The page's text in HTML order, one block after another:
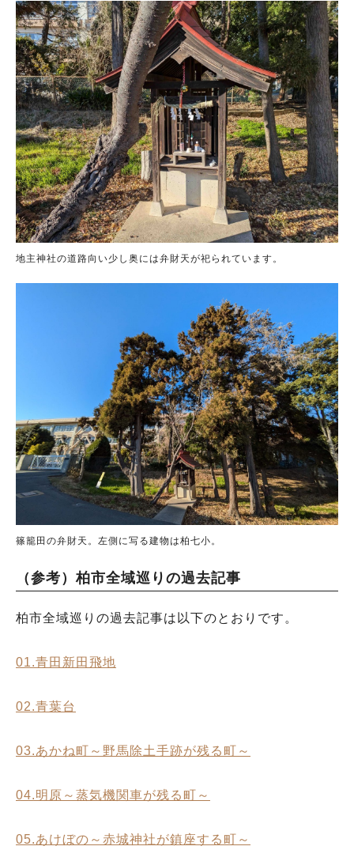
地主神社の道路向い少し奥には弁財天が祀られています。
篠籠田の弁財天。左側に写る建物は柏七小。
（参考）柏市全域巡りの過去記事
柏市全域巡りの過去記事は以下のとおりです。
01.青田新田飛地
02.青葉台
03.あかね町～野馬除土手跡が残る町～
04.明原～蒸気機関車が残る町～
05.あけぼの～赤城神社が鎮座する町～